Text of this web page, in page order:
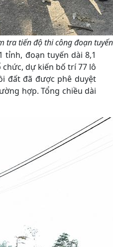
tiến độ thi công đoạn
tỉnh, đoạn tuyến dài 8,1
dự kiến bố trí 77 lô
đất đã được phê duyệt
hợp. Tổng chiều dài